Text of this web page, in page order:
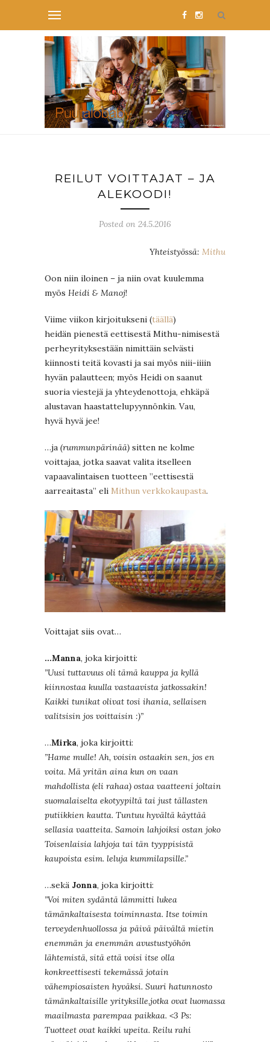
REILUT VOITTAJAT – JA
ALEKOODI!
Posted on 24.5.2016
Yhteistyössä: Mithu
Oon niin iloinen – ja niin ovat kuulemma
myös Heidi & Manoj!
Viime viikon kirjoitukseni (täällä)
heidän pienestä eettisestä Mithu-nimisestä
perheyrityksestään nimittäin selvästi
kiinnosti teitä kovasti ja sai myös niii-iiiin
hyvän palautteen; myös Heidi on saanut
suoria viestejä ja yhteydenottoja, ehkäpä
alustavan haastattelupyynnönkin. Vau,
hyvä hyvä jee!
…ja (rummunpärinää) sitten ne kolme
voittajaa, jotka saavat valita itselleen
vapaavalintaisen tuotteen ”eettisestä
aarreaitasta” eli Mithun verkkokaupasta.
Voittajat siis ovat…
…Manna, joka kirjoitti:
”Uusi tuttavuus oli tämä kauppa ja kyllä
kiinnostaa kuulla vastaavista jatkossakin!
Kaikki tunikat olivat tosi ihania, sellaisen
valitsisin jos voittaisin :)”
…Mirka, joka kirjoitti:
”Hame mulle! Ah, voisin ostaakin sen, jos en
voita. Mä yritän aina kun on vaan
mahdollista (eli rahaa) ostaa vaatteeni joltain
suomalaiselta ekotyypiltä tai just tällasten
putiikkien kautta. Tuntuu hyvältä käyttää
sellasia vaatteita. Samoin lahjoiksi ostan joko
Toisenlaisia lahjoja tai tän tyyppisistä
kaupoista esim. leluja kummilapsille.”
…sekä Jonna, joka kirjoitti:
”Voi miten sydäntä lämmitti lukea
tämänkaltaisesta toiminnasta. Itse toimin
terveydenhuollossa ja päivä päivältä mietin
enemmän ja enemmän avustustyöhön
lähtemistä, sitä että voisi itse olla
konkreettisesti tekemässä jotain
vähempiosaisten hyväksi. Suuri hatunnosto
tämänkaltaisille yrityksille,jotka ovat luomassa
maailmasta parempaa paikkaa. <3 Ps:
Tuotteet ovat kaikki upeita. Reilu rahi